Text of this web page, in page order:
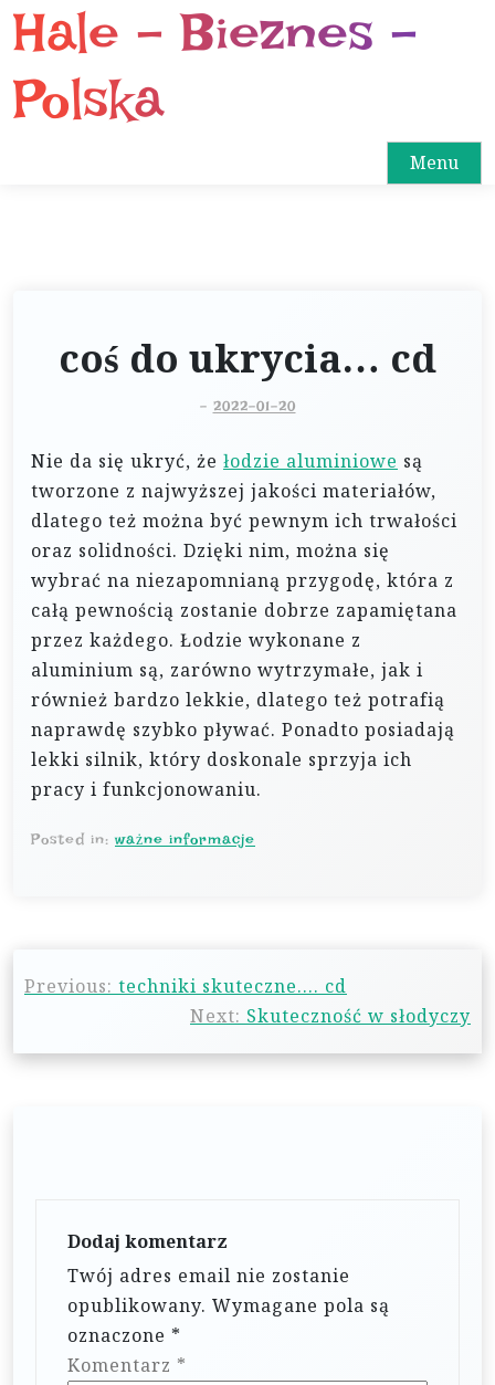
Hale – Bieznes –
Polska
Menu
coś do ukrycia… cd
- 2022-01-20
Nie da się ukryć, że łodzie aluminiowe są
tworzone z najwyższej jakości materiałów,
dlatego też można być pewnym ich trwałości
oraz solidności. Dzięki nim, można się
wybrać na niezapomnianą przygodę, która z
całą pewnością zostanie dobrze zapamiętana
przez każdego. Łodzie wykonane z
aluminium są, zarówno wytrzymałe, jak i
również bardzo lekkie, dlatego też potrafią
naprawdę szybko pływać. Ponadto posiadają
lekki silnik, który doskonale sprzyja ich
pracy i funkcjonowaniu.
Posted in:ważne informacje
a
Previous: techniki skuteczne…. cd
Next: Skuteczność w słodyczy
Dodaj komentarz
Twój adres email nie zostanie
opublikowany. Wymagane pola są
oznaczone *
Komentarz *